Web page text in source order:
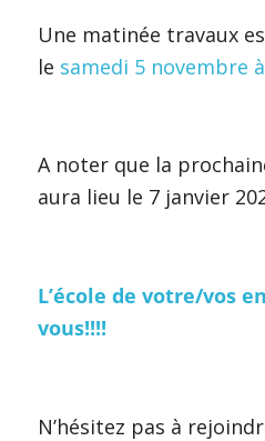
Une matinée travaux
le samedi 5 novembre
A noter que la
aura lieu le 7 janvier
L’école de votre/vos
vous!!!!
N’hésitez pas à